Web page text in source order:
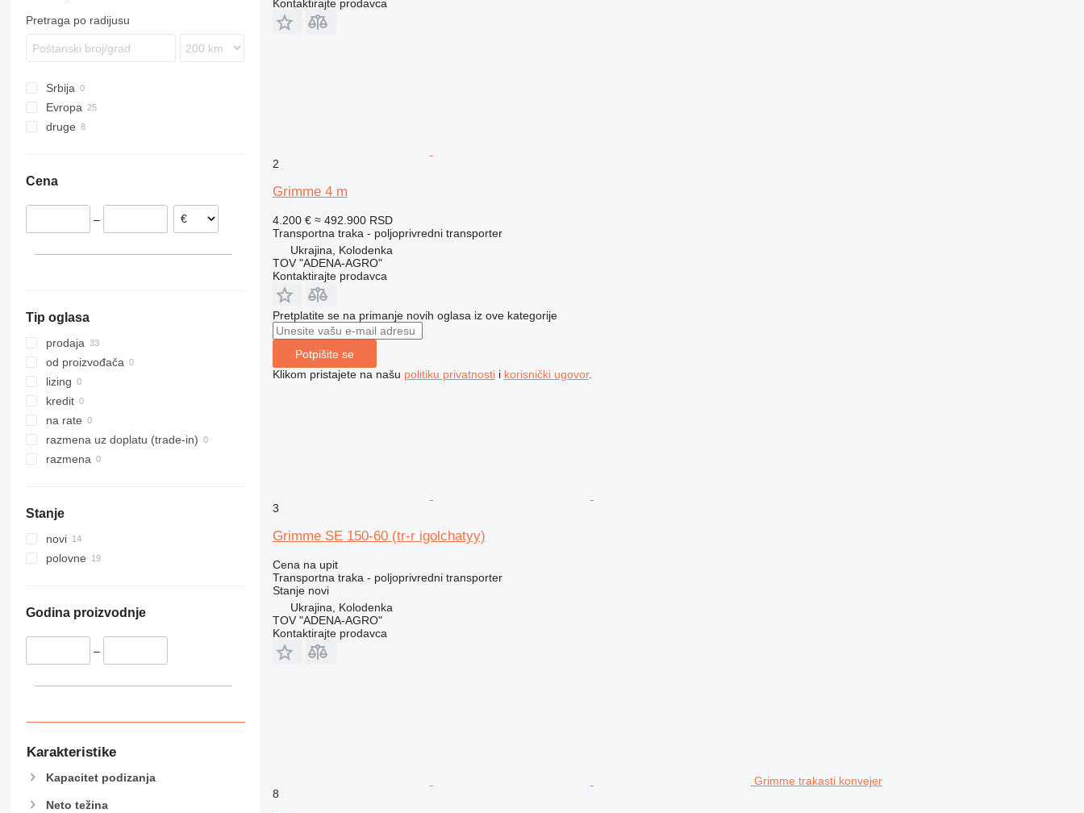
Pretraga po radijusu
Srbija
Evropa
Nemačka
Danska
Belgija
druge
Cena
–
Tip oglasa
prodaja
od proizvođača
lizing
kredit
na rate
razmena uz doplatu (trade-in)
razmena
Stanje
novi
polovne
Godina proizvodnje
–
Karakteristike
Kapacitet podizanja
Neto težina
Kontaktirajte prodavca
2
Grimme 4 m
4.200 € ≈ 492.900 RSD
Transportna traka - poljoprivredni transporter
Ukrajina, Kolodenka
TOV "ADENA-AGRO"
Kontaktirajte prodavca
Pretplatite se na primanje novih oglasa iz ove kategorije
Potpišite se
Klikom pristajete na našu politiku privatnostii korisnički ugovor.
3
Grimme SE 150-60 (tr-r igolchatyy)
Cena na upit
Transportna traka - poljoprivredni transporter
Stanjenovi
Ukrajina, Kolodenka
TOV "ADENA-AGRO"
Kontaktirajte prodavca
Grimme trakasti konvejer
8